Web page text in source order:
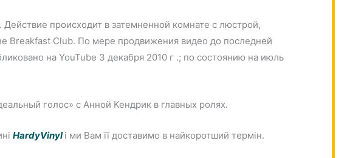
происходит в затемненной комнате с люстрой,
Breakfast Club. По мере продвижения видео до последней
на YouTube 3 декабря 2010 г .; по состоянию на июль
голос» с Анной Кендрик в главных ролях.
HardyVinyl і ми Вам її доставимо в найкоротший термін.